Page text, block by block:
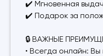
✔️ Мгновенная
✔️ Подарок за
🔒 ВАЖНЫЕ
• Всегда онлайн: